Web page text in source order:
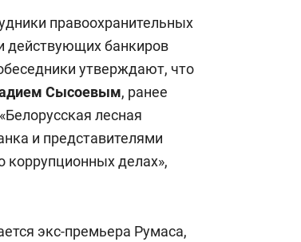
правоохранительных
действующих банкиров
утверждают, что
Сысоевым, ранее
лесная
и представителями
коррупционных делах»,
экс-премьера Румаса,
с ментальным и физическим
состоянием как основа
антихрупких команд